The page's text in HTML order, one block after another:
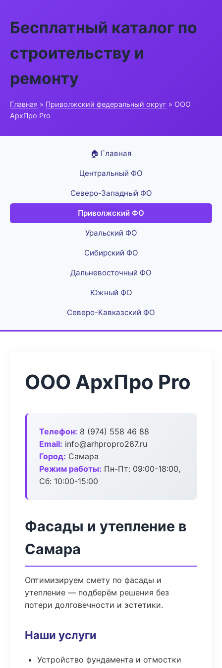
Бесплатный каталог по
строительству и
ремонту
Главная » Приволжский федеральный округ » ООО
АрхПро Pro
🏠 Главная
Центральный ФО
Северо-Западный ФО
Приволжский ФО
Уральский ФО
Сибирский ФО
Дальневосточный ФО
Южный ФО
Северо-Кавказский ФО
ООО АрхПро Pro
Телефон: 8 (974) 558 46 88
Email: info@arhpropro267.ru
Город: Самара
Режим работы: Пн-Пт: 09:00-18:00,
Сб: 10:00-15:00
Фасады и утепление в
Самара
Оптимизируем смету по фасады и
утепление — подберём решения без
потери долговечности и эстетики.
Наши услуги
Устройство фундамента и отмостки